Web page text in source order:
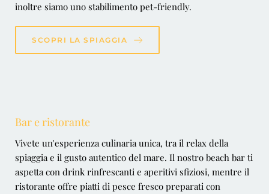
inoltre siamo uno stabilimento pet-friendly.
SCOPRI LA SPIAGGIA
Bar e ristorante
Vivete un'esperienza culinaria unica, tra il relax della
spiaggia e il gusto autentico del mare. Il nostro beach bar ti
aspetta con drink rinfrescanti e aperitivi sfiziosi, mentre il
ristorante offre piatti di pesce fresco preparati con